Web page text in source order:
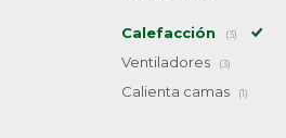
Calefacción (3)
Ventiladores (3)
Calienta camas (1)